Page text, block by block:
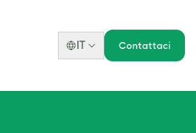
IT Contattaci